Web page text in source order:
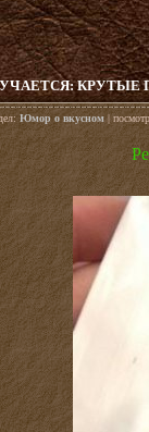
Юмор о вкусном|